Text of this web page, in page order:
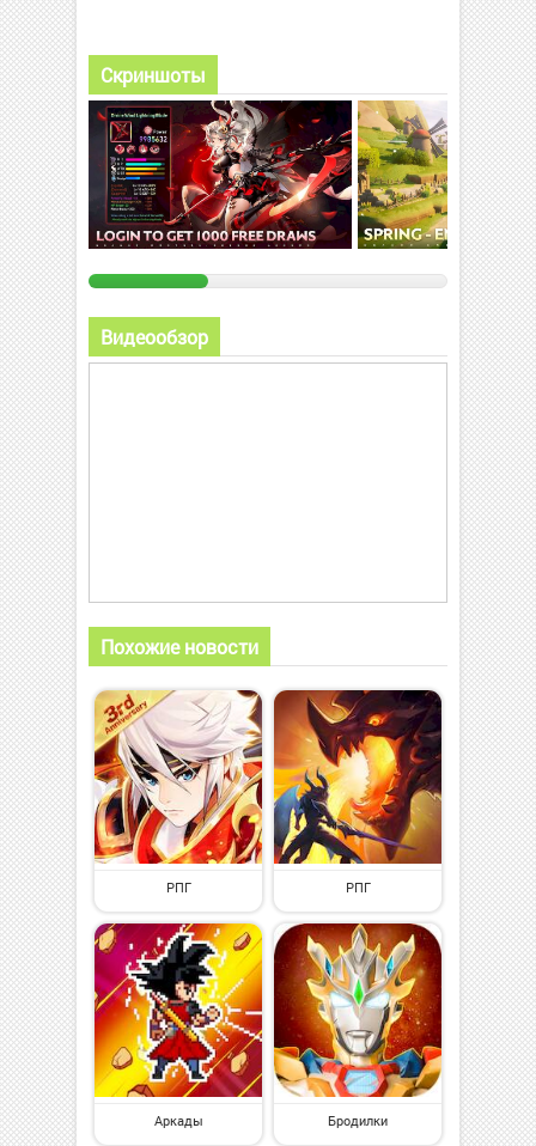
Скриншоты
Видеообзор
Похожие новости
РПГ РПГ
Аркады Бродилки